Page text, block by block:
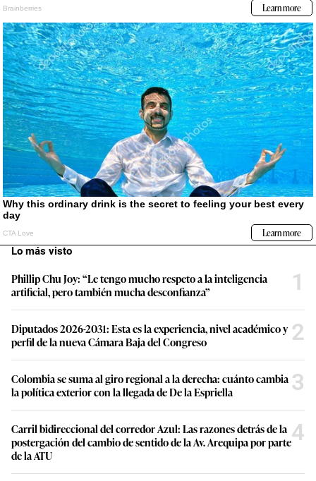
Lo más visto
Phillip Chu Joy: “Le tengo mucho respeto a la inteligencia
artificial, pero también mucha desconfianza”
1
Diputados 2026-2031: Esta es la experiencia, nivel académico y
perfil de la nueva Cámara Baja del Congreso
2
Colombia se suma al giro regional a la derecha: cuánto cambia
la política exterior con la llegada de De la Espriella
3
Carril bidireccional del corredor Azul: Las razones detrás de la
postergación del cambio de sentido de la Av. Arequipa por parte
de la ATU
4